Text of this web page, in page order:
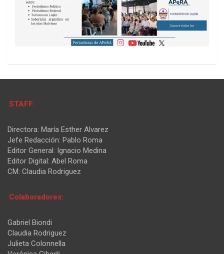
STAFF:
Directora: María Esther Alvarez
Jefe Redacción: Pablo Roma
Editor General: Ignacio Medina
Editor Digital: Abel Roma
CM: Claudia Rodriguez
Colaboradores:
Gabriel Biondi
Claudia Rodriguez
Julieta Colonnella